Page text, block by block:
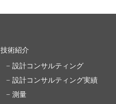
技術紹介
− 設計コンサルティング
− 設計コンサルティング実績
− 測量